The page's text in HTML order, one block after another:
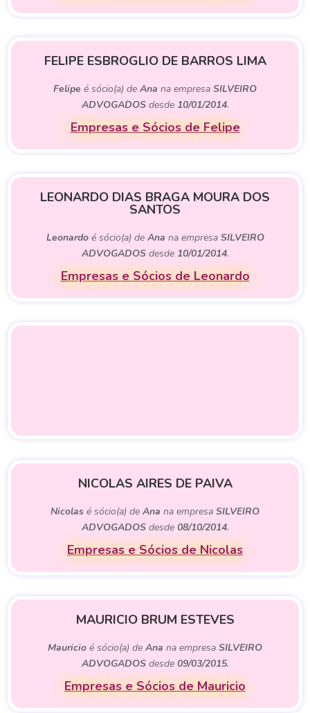
FELIPE ESBROGLIO DE BARROS LIMA
Felipe é sócio(a) de Ana na empresa SILVEIRO
ADVOGADOSdesde 10/01/2014.
Empresas e Sócios de Felipe
LEONARDO DIAS BRAGA MOURA DOS
SANTOS
Leonardoé sócio(a) de Ana na empresa SILVEIRO
ADVOGADOSdesde 10/01/2014.
Empresas e Sócios de Leonardo
NICOLAS AIRES DE PAIVA
Nicolas é sócio(a) de Ana na empresa SILVEIRO
ADVOGADOSdesde 08/10/2014.
Empresas e Sócios de Nicolas
MAURICIO BRUM ESTEVES
Mauricio é sócio(a) de Ana na empresa SILVEIRO
ADVOGADOSdesde 09/03/2015.
Empresas e Sócios de Mauricio